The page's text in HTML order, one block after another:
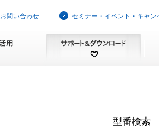
お問い合わせ セミナー・イベント・キャン
型番検索